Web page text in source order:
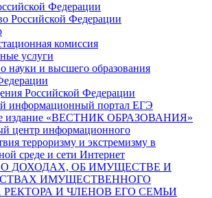
Федерации
Российской Федерации
комиссия
услуги
науки и высшего образования
Российской Федерации
информационный портал ЕГЭ
издание «ВЕСТНИК ОБРАЗОВАНИЯ»
центр информационного
терроризму и экстремизму в
среде и сети Интернет
ДОХОДАХ, ОБ ИМУЩЕСТВЕ И
ИМУЩЕСТВЕННОГО
РЕКТОРА И ЧЛЕНОВ ЕГО СЕМЬИ